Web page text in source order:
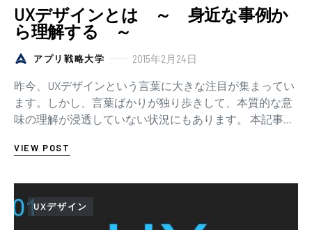
UXデザインとは ～ 身近な事例か
ら理解する ～
アプリ戦略大学 2015年2月24日
昨今、UXデザインという言葉に大きな注目が集まってい
ます。しかし、言葉ばかりが独り歩きして、本質的な意
味の理解が浸透していない状況にもあります。 本記事で
VIEW POST
UXデザイン